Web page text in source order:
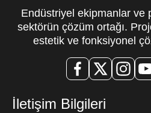
Endüstriyel ekipmanlar ve
sektörün çözüm ortağı.
estetik ve fonksiyonel
İletişim Bilgileri